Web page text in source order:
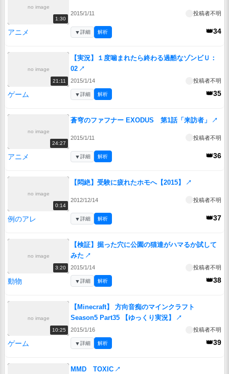
no image
1:30
2015/1/11 投稿者不明
アニメ 👑34
▼詳細 解析
no image
21:11
【実況】１度噛まれたら終わる過酷なゾンビＵ：
02 ↗
2015/1/14 投稿者不明
ゲーム 👑35
▼詳細 解析
no image
24:27
蒼穹のファフナー EXODUS 第1話「来訪者」 ↗
2015/1/11 投稿者不明
アニメ 👑36
▼詳細 解析
no image
0:14
【悶絶】受験に疲れたホモへ【2015】 ↗
2012/12/14 投稿者不明
例のアレ 👑37
▼詳細 解析
no image
3:20
【検証】掘った穴に公園の猫達がハマるか試して
みた ↗
2015/1/14 投稿者不明
動物 👑38
▼詳細 解析
no image
10:25
【Minecraft】 方向音痴のマインクラフト
Season5 Part35 【ゆっくり実況】
↗
2015/1/16 投稿者不明
ゲーム 👑39
▼詳細 解析
MMD TOXIC ↗